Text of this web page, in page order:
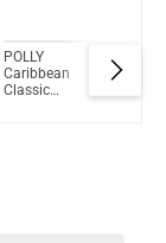
POLLY
Caribbean
Classic
POLLY
Aperitif